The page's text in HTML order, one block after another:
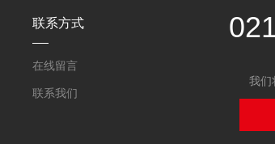
联系方式
在线留言
联系我们
我们